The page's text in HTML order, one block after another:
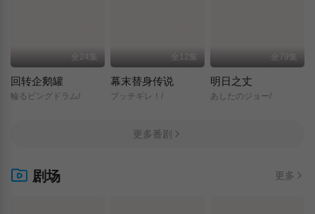
全24集
回转企鹅罐
輪るピングドラム/
全12集
幕末替身传说
ブッチギレ！/
全79集
明日之丈
あしたのジョー/
更多番剧
剧场 更多